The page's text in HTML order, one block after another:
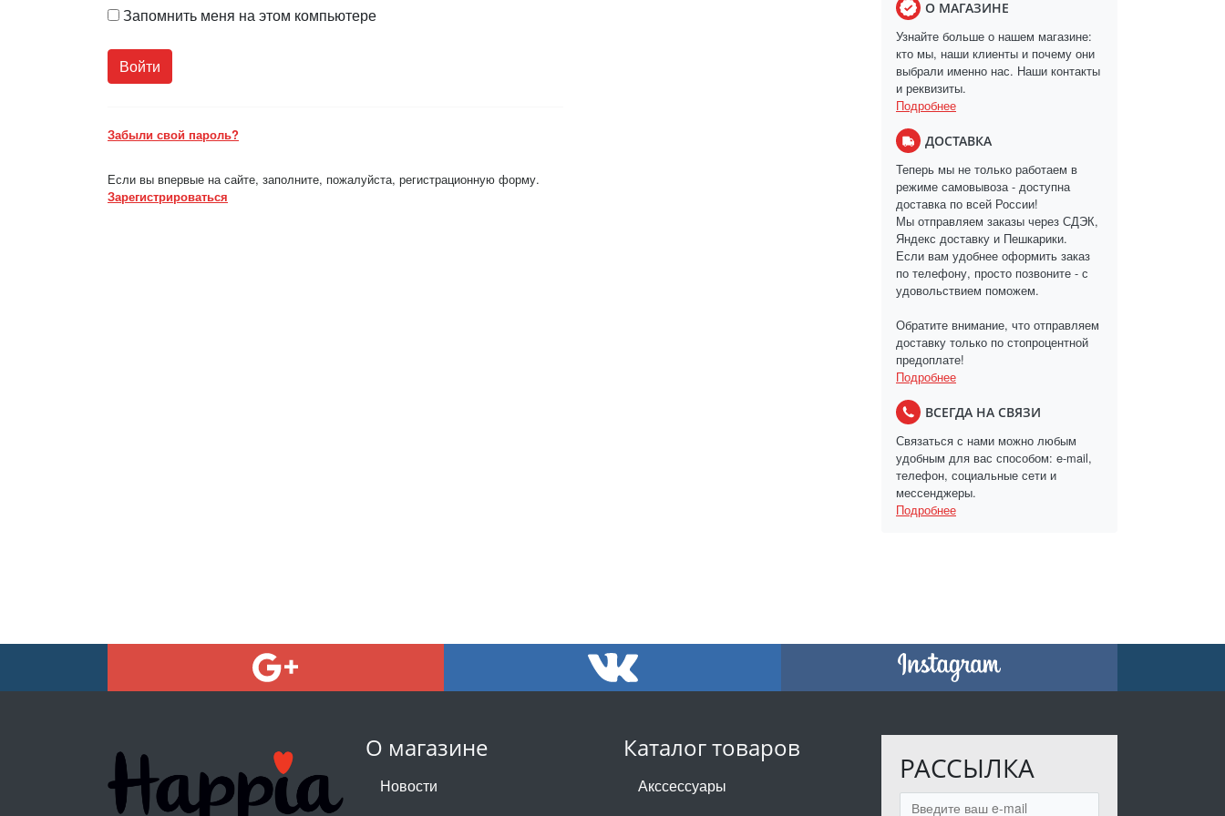
Запомнить меня на этом компьютере
Забыли свой пароль?
Если вы впервые на сайте, заполните, пожалуйста, регистрационную форму.
Зарегистрироваться
О МАГАЗИНЕ
Узнайте больше о нашем магазине:
кто мы, наши клиенты и почему они
выбрали именно нас. Наши контакты
и реквизиты.
Подробнее
ДОСТАВКА
Теперь мы не только работаем в
режиме самовывоза - доступна
доставка по всей России!
Мы отправляем заказы через СДЭК,
Яндекс доставку и Пешкарики.
Если вам удобнее оформить заказ
по телефону, просто позвоните - с
удовольствием поможем.
Обратите внимание, что отправляем
доставку только по стопроцентной
предоплате!
Подробнее
ВСЕГДА НА СВЯЗИ
Связаться с нами можно любым
удобным для вас способом: e-mail,
телефон, социальные сети и
мессенджеры.
Подробнее
О магазине
Новости
Каталог товаров
Акссессуары
РАССЫЛКА